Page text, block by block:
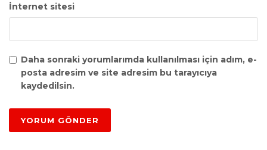
İnternet sitesi
Daha sonraki yorumlarımda kullanılması için adım, e-
posta adresim ve site adresim bu tarayıcıya
kaydedilsin.